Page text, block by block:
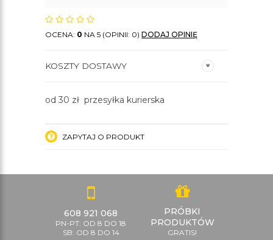
OCENA: 0 NA 5 (OPINII: 0) DODAJ OPINIĘ
KOSZTY DOSTAWY
od 30 zł przesyłka kurierska
ZAPYTAJ O PRODUKT
608 921 068
PN-PT: OD 8 DO 18
SB: OD 8 DO 14
PRÓBKI
PRODUKTÓW
GRATIS!